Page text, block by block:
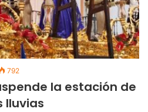
792
la estación de
lluvias